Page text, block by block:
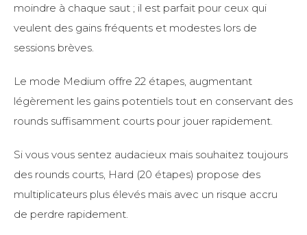
moindre à chaque saut ; il est parfait pour ceux qui
veulent des gains fréquents et modestes lors de
sessions brèves.
Le mode Medium offre 22 étapes, augmentant
légèrement les gains potentiels tout en conservant des
rounds suffisamment courts pour jouer rapidement.
Si vous vous sentez audacieux mais souhaitez toujours
des rounds courts, Hard (20 étapes) propose des
multiplicateurs plus élevés mais avec un risque accru
de perdre rapidement.